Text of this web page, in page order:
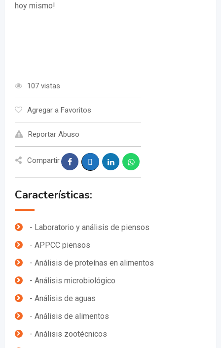
hoy mismo!
107 vistas
Agregar a Favoritos
Reportar Abuso
Compartir
Características:
- Laboratorio y análisis de piensos
- APPCC piensos
- Análisis de proteínas en alimentos
- Análisis microbiológico
- Análisis de aguas
- Análisis de alimentos
- Análisis zootécnicos